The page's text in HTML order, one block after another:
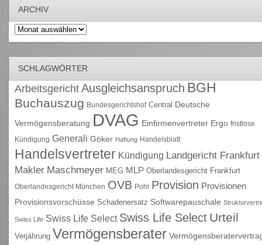
ARCHIV
Archiv
SCHLAGWÖRTER
Arbeitsgericht Ausgleichsanspruch BGH
Buchauszug Bundesgerichtshof Central Deutsche
Vermögensberatung DVAG Einfirmenvertreter Ergo fristlose
Kündigung Generali Göker Haftung Handelsblatt
Handelsvertreter Kündigung Landgericht Frankfurt
Makler Maschmeyer MEG MLP Oberlandesgericht Frankfurt
Oberlandesgericht München OVB Pohl Provision Provisionen
Provisionsvorschüsse Schadenersatz Softwarepauschale
Swiss Life Swiss Life Select Swiss Life Select Urteil
Verjährung Vermögensberater